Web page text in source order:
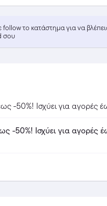
follow το κατάστημα για να
σου
-50%! Ισχύει για αγορές
Εκπτώσεις έως -50%! Ισχύει